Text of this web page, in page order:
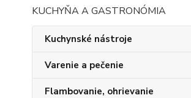
KUCHYŇA A GASTRONÓMIA
Kuchynské nástroje
Varenie a pečenie
Flambovanie, ohrievanie